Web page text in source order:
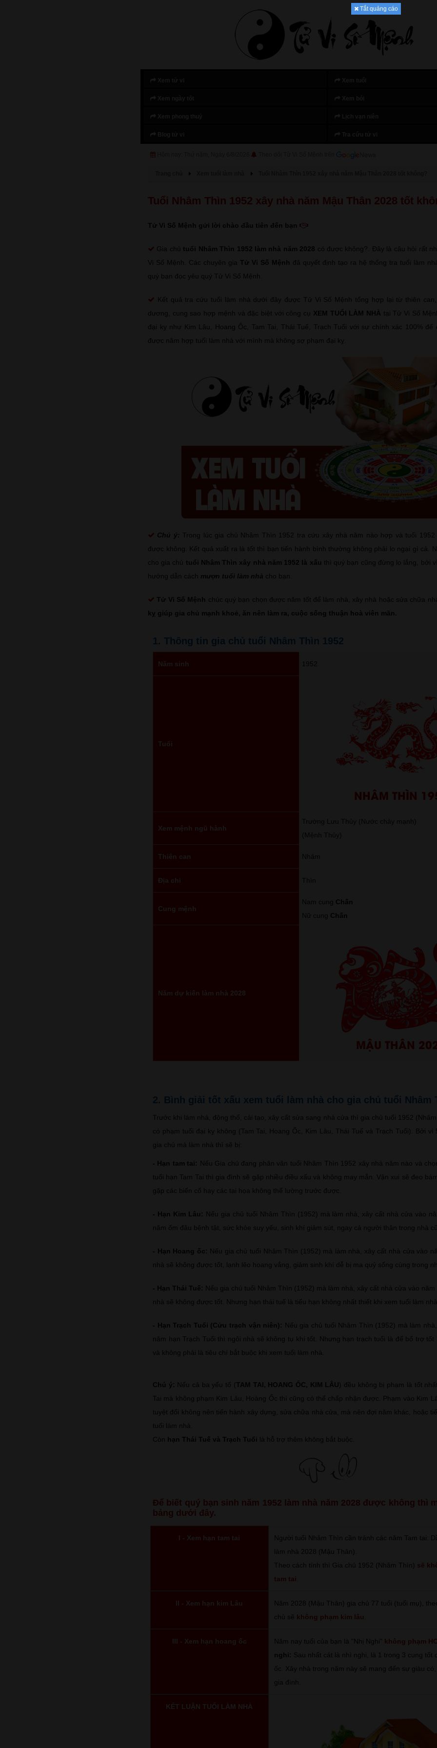
Tắt quảng cáo
Tuổi Nhâm Thìn 1952 xây nhà năm Mậu Thân 2028 tốt
Tử Vi Số Mệnh gửi lời chào đầu tiên đến bạn
Gia chủ tuổi Nhâm Thìn 1952 làm nhà năm 2028 có được không?. Đây là câu hỏi rất
Vi Số Mệnh. Các chuyên gia Tử Vi Số Mệnh đã quyết định tạo ra hệ thống tra tuổi làm
quý bạn đọc yêu quý Tử Vi Số Mệnh.
Kết quả tra cứu tuổi làm nhà dưới đây được Tử Vi Số Mệnh tổng hợp lại từ thiên
dương, cung sao hợp mệnh và đặc biệt với công cụ XEM TUỔI LÀM NHÀ tại Tử Vi Số
đại kỵ như Kim Lâu, Hoang Ốc, Tam Tai, Thái Tuế, Trạch Tuổi với sự chính xác 100% để
được năm hợp tuổi làm nhà với mình mà không sợ phạm đại kỵ.
Chú ý: Trong lúc gia chủ Nhâm Thìn 1952 tra cứu xây nhà năm nào hợp và tuổi
được không. Kết quả xuất ra là tốt thì bạn tiến hành bình thường không phải lo ngại gì cả.
cho gia chủ
tuổi Nhâm Thìn xây nhà năm 1952 là xấu thì quý bạn cũng đừng lo lắng, bởi
hướng dẫn cách mượn tuổi làm nhà cho bạn.
Tử Vi Số Mệnh chúc quý bạn chọn được năm tốt để làm nhà, xây nhà hoặc sửa chữa
kỵ giúp gia chủ mạnh khoẻ, ăn nên làm ra, cuộc sống thuận hoà viên mãn.
1. Thông tin gia chủ tuổi Nhâm Thìn 1952
Năm sinh 1952
Tuổi
NHÂM THÌN
Xem mệnh ngũ hành
Trường Lưu Thủy (Nước chảy mạnh)
(Mệnh Thủy)
Thiên can Nhâm
Địa chi Thìn
Cung mệnh
Nam cung Chấn
Nữ cung Chấn
Năm dự kiến làm nhà 2028
MẬU THÂN
2. Bình giải tốt xấu xem tuổi làm nhà cho gia chủ tuổi Nhâm
Trước khi làm nhà, động thổ, cải tạo, xây cất sửa sang nhà cửa thì gia chủ tuổi 1952
có phạm tuổi đại kỵ không (Tam Tai, Hoang Ốc, Kim Lâu, Thái Tuế và Trạch Tuổi). Bởi
gia chủ mà làm nhà thì sẽ bị:
- Hạn tam tai:
Nếu Gia chủ đang phân vân tuổi Nhâm Thìn 1952 xây nhà năm nào và
tuổi hạn Tam Tai thì gia đình sẽ gặp nhiều điều xấu và không may mắn. Vận xui sẽ đeo
gặp các biến cố hay các tai họa không thể lường trước được.
- Hạn Kim Lâu:
Nếu gia chủ tuổi Nhâm Thìn (1952) mà làm nhà, xây cất nhà cửa vào
năm ốm đâu bệnh tật, sức khỏe suy yếu, sinh khí giảm sút, ngay cả người thân trong nhà
- Hạn Hoang ốc: Nếu gia chủ tuổi Nhâm Thìn (1952) mà làm nhà, xây cất nhà cửa vào
nhà sẽ không được tốt, lạnh lẽo hoang vắng, giảm sinh khí dễ bị ma quỷ sống cùng trong
- Hạn Thái Tuế: Nếu gia chủ tuổi Nhâm Thìn (1952) mà làm nhà, xây cất nhà cửa vào
nhà sẽ không được tốt. Nhưng hạn thái tuế là tiểu hạn không nhất thiết khi xem tuổi làm
- Hạn Trạch Tuổi (Cửu trạch vận niên):
Nếu gia chủ tuổi Nhâm Thìn (1952) mà làm
năm hạn Trạch Tuổi thì ngôi nhà sẽ không tụ khí tốt. Nhưng hạn trạch tuổi là để bổ trợ
và không phải là tiêu chí bắt buộc khi xem tuổi làm nhà.
Chú ý: Nếu cả ba yếu tố ( TAM TAI, HOANG ỐC, KIM LÂU ) đều không bị phạm là tốt
Tai mà không phạm Kim Lâu, Hoàng Ốc thì cũng có thể chấp nhận được. Phạm vào Kim
tuyệt đối không nên tiến hành xây dựng, sửa chữa nhà cửa, mà nên đợi năm khác, hoặc
tuổi làm nhà.
Còn hạn Thái Tuế và Trạch Tuổi là hỗ trợ thêm không bắt buộc.
Để biết quý bạn sinh năm 1952 làm nhà năm 2028 được không thì
bảng dưới đây.
I - Xem hạn tam tai
Người tuổi Nhâm Thìn cần tránh các năm Tam tai:
làm nhà 2028 (Mậu Thân).
Theo cách tính thì Gia chủ 1952 (Nhâm Thìn) sẽ
tam tai
II - Xem hạn kim Lâu
Năm 2028 (Mậu Thân) gia chủ 77 tuổi (tuổi mụ),
chủ sẽ không phạm kim lâu
III - Xem hạn hoang ốc Năm nay tuổi của bạn là "Nhị Nghi" không phạm
nghi: Sau nhất cát là nhì nghi, là 1 trong 3 cung tốt
ốc. Xây nhà trong năm này sẽ mang đến sự giàu
gia đình.
KẾT LUẬN TUỔI LÀM NHÀ